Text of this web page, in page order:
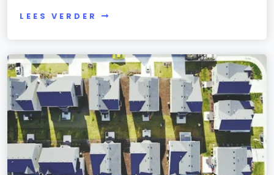
LEES VERDER